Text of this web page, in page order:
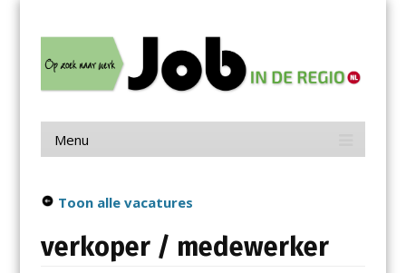
contentJob in de Regio
Menu
Toon alle vacatures
verkoper / medewerker